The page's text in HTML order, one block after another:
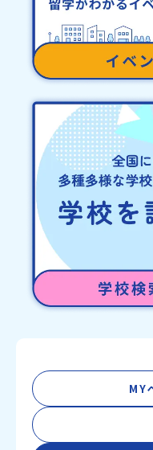
連絡無しでの不参加または
止について天候などの状況
ります。その場合は原則、
又、最少催行人数に達しな
中止の旨をメールにてご連
他、よくあるご質問につい
について＜プログラム主催
トフォーム＞「意志ある若
くる」というビジョンを掲
事業団体です。日本全国約
地域の枠を越えて生徒一人
で1〜3年間過ごすことがで
めとした、教育事業や地
称：一般財団法人地域・
年3月代表者：岩本 悠所在
丁目25-6 みらいBASE2
platform.or.jp/お問い合わ
info@miratabi.jp「おため
を公式LINEにて配信中！
LINE
MY